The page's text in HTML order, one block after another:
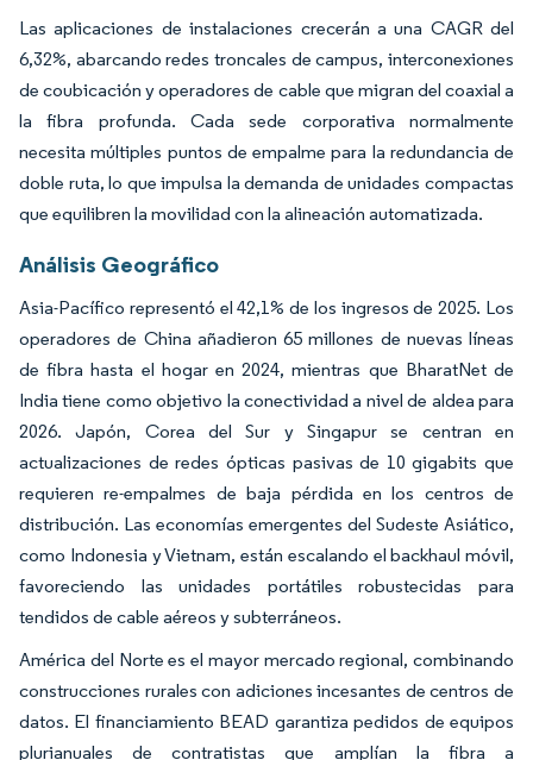
Las aplicaciones de instalaciones crecerán a una CAGR del
6,32%, abarcando redes troncales de campus, interconexiones
de coubicación y operadores de cable que migran del coaxial a
la fibra profunda. Cada sede corporativa normalmente
necesita múltiples puntos de empalme para la redundancia de
doble ruta, lo que impulsa la demanda de unidades compactas
que equilibren la movilidad con la alineación automatizada.
Análisis Geográfico
Asia-Pacífico representó el 42,1% de los ingresos de 2025. Los
operadores de China añadieron 65 millones de nuevas líneas
de fibra hasta el hogar en 2024, mientras que BharatNet de
India tiene como objetivo la conectividad a nivel de aldea para
2026. Japón, Corea del Sur y Singapur se centran en
actualizaciones de redes ópticas pasivas de 10 gigabits que
requieren re-empalmes de baja pérdida en los centros de
distribución. Las economías emergentes del Sudeste Asiático,
como Indonesia y Vietnam, están escalando el backhaul móvil,
favoreciendo las unidades portátiles robustecidas para
tendidos de cable aéreos y subterráneos.
América del Norte es el mayor mercado regional, combinando
construcciones rurales con adiciones incesantes de centros de
datos. El financiamiento BEAD garantiza pedidos de equipos
plurianuales de contratistas que amplían la fibra a